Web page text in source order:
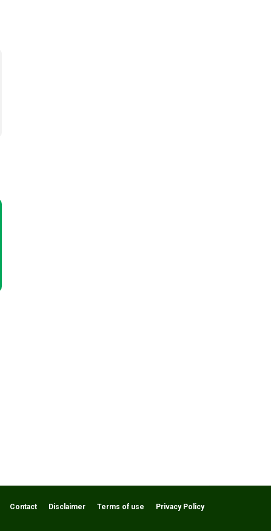
Contact Disclaimer Terms of use Privacy Policy